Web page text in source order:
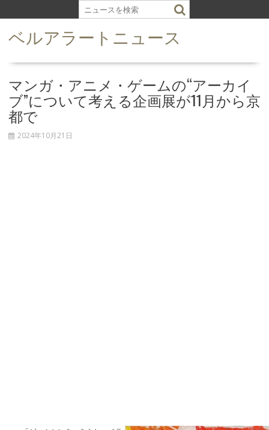
k
ベルアラートニュース
マンガ・アニメ・ゲームの“アーカイ
ブ”について考える企画展が11月から京
都で
2024年10月21日